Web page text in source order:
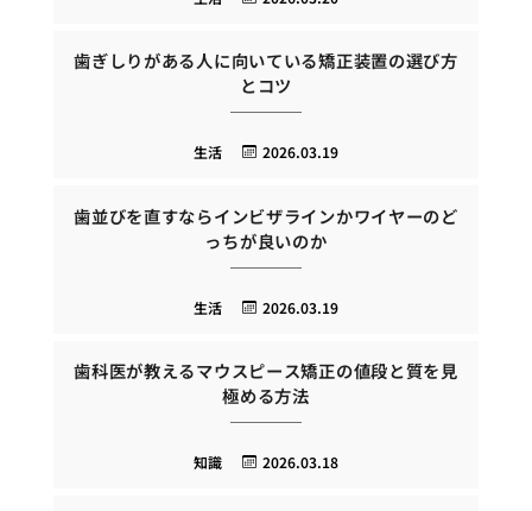
歯ぎしりがある人に向いている矯正装置の選び方
とコツ
2026.03.19
生活
歯並びを直すならインビザラインかワイヤーのど
っちが良いのか
2026.03.19
生活
歯科医が教えるマウスピース矯正の値段と質を見
極める方法
2026.03.18
知識